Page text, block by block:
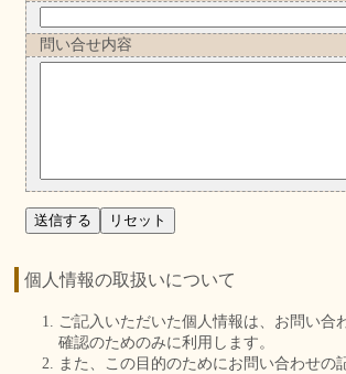
問い合せ内容
個人情報の取扱いについて
ご記入いただいた個人情報は、お問い合
確認のためのみに利用します。
また、この目的のためにお問い合わせの